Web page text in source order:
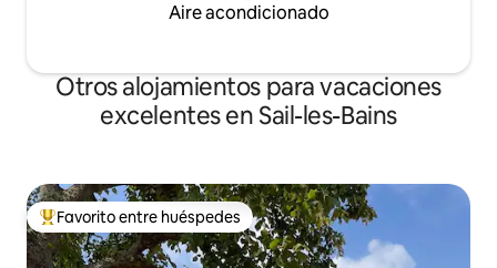
Aire acondicionado
Otros alojamientos para vacaciones
excelentes en Sail-les-Bains
Favorito entre huéspedes preferido
Favorito entre huéspedes